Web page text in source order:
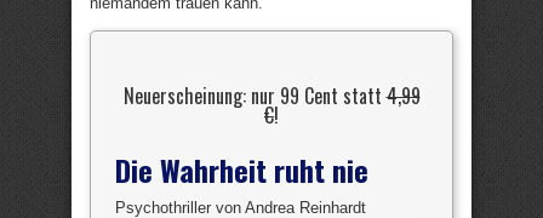
Neuerscheinung: nur 99 Cent statt4,99
€!
Die Wahrheit ruht nie
Psychothriller von Andrea Reinhardt